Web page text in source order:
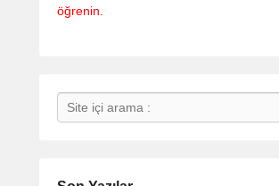
öğrenin.
Search